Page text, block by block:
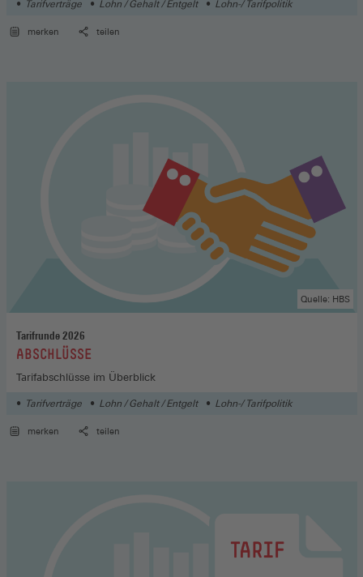
Tarifverträge Lohn / Gehalt / Entgelt Lohn-/ Tarifpolitik
merken teilen
Tarifrunde 2026
:ABSCHLÜSSE
Tarifabschlüsse im Überblick
Quelle: HBS
Tarifverträge Lohn / Gehalt / Entgelt Lohn-/ Tarifpolitik
merken teilen